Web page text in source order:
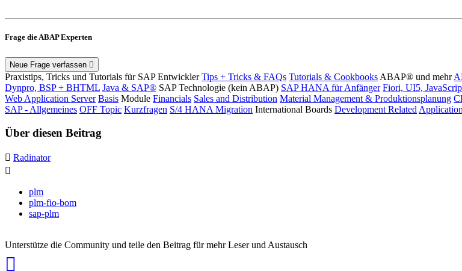
Frage die ABAP Experten
Neue Frage verfassen
Praxistips, Tricks und Tutorials für SAP Entwickler Tips + Tricks & FAQs Tutorials & Cookbooks ABAP® und mehr
Dynpro, BSP + BHTML Java & SAP® SAP Technologie (kein ABAP) SAP HANA für Anfänger Fiori, UI5,
Web Application Server Basis Module Financials Sales and Distribution Material Management & Produktionsplanung
SAP - Allgemeines OFF Topic Kurzfragen S/4 HANA Migration International Boards Development Related
Über diesen Beitrag
Radinator
plm
plm-fio-bom
sap-plm
Unterstütze die Community und teile den Beitrag für mehr Leser und Austausch